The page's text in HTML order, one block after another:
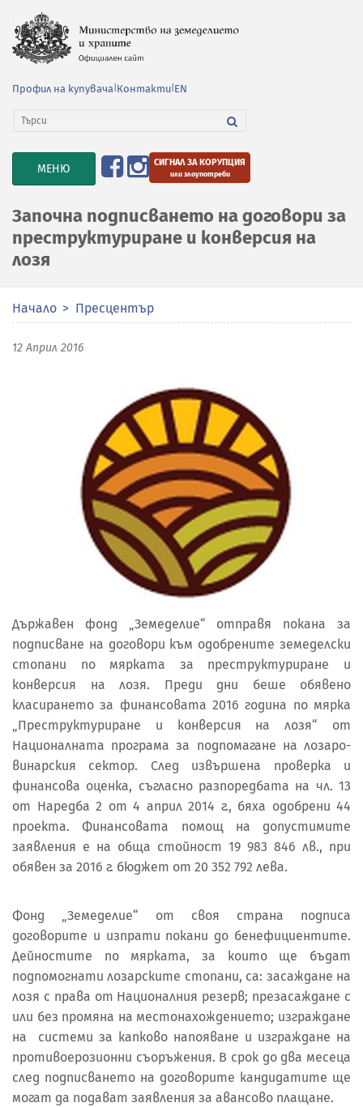
Профил на купувача Контакти EN
TOGGLE
NAVIGATION
МЕНЮ СИГНАЛ ЗА КОРУПЦИЯ
или злоупотреби
Започна подписването на договори за
преструктуриране и конверсия на
лозя
Начало Пресцентър
12 Април 2016
Държавен фонд „Земеделие“ отправя покана за
подписване на договори към одобрените земеделски
стопани по мярката за преструктуриране и
конверсия на лозя. Преди дни беше обявено
класирането за финансовата 2016 година по мярка
„Преструктуриране и конверсия на лозя“ от
Националната програма за подпомагане на лозаро-
винарския сектор. След извършена проверка и
финансова оценка, съгласно разпоредбата на чл. 13
от Наредба 2 от 4 април 2014 г., бяха одобрени 44
проекта. Финансовата помощ на допустимите
заявления е на обща стойност 19 983 846 лв., при
обявен за 2016 г. бюджет от 20 352 792 лева.
Фонд „Земеделие“ от своя страна подписа
договорите и изпрати покани до бенефициентите.
Дейностите по мярката, за които ще бъдат
подпомогнати лозарските стопани, са: засаждане на
лозя с права от Националния резерв; презасаждане с
или без промяна на местонахождението; изграждане
на системи за капково напояване и изграждане на
противоерозионни съоръжения. В срок до два месеца
след подписването на договорите кандидатите ще
могат да подават заявления за авансово плащане.